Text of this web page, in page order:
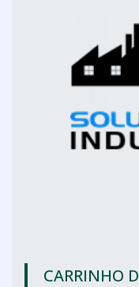
CARRINHO